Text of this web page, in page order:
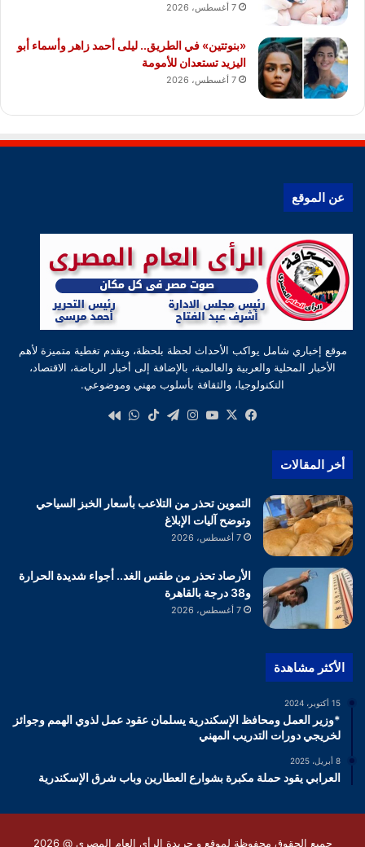
7 أغسطس، 2026
«بنوتتين» في الطريق.. ليلى أحمد زاهر وأسماء أبو
اليزيد تستعدان للأمومة
7 أغسطس، 2026
عن الموقع
موقع إخباري شامل يواكب الأحداث لحظة بلحظة، ويقدم تغطية متميزة لأهم
الأخبار المحلية والعربية والعالمية، بالإضافة إلى أخبار الرياضة، الاقتصاد،
التكنولوجيا، والثقافة بأسلوب مهني وموضوعي.
فيسبوك
‫X
‫YouTube
انستقرام
تيلقرام‫TikTokواتساب
أخر المقالات
التموين تحذر من التلاعب بأسعار الخبز السياحي
وتوضح آليات الإبلاغ
7 أغسطس، 2026
الأرصاد تحذر من طقس الغد.. أجواء شديدة الحرارة
و38 درجة بالقاهرة
7 أغسطس، 2026
الأكثر مشاهدة
15 أكتوبر، 2024
*وزير العمل ومحافظ الإسكندرية يسلمان عقود عمل لذوي الهمم وجوائز
لخريجي دورات التدريب المهني
8 أبريل، 2025
العرابي يقود حملة مكبرة بشوارع العطارين وباب شرق الإسكندرية
جميع الحقوق محفوظة لموقع و جريدة الرأى العام المصرى @ 2026